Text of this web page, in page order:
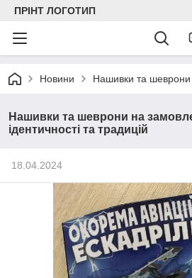
ПРІНТ ЛОГОТИП
Новини Нашивки та шеврони
Нашивки та шеврони на
ідентичності та традицій
18.04.2024